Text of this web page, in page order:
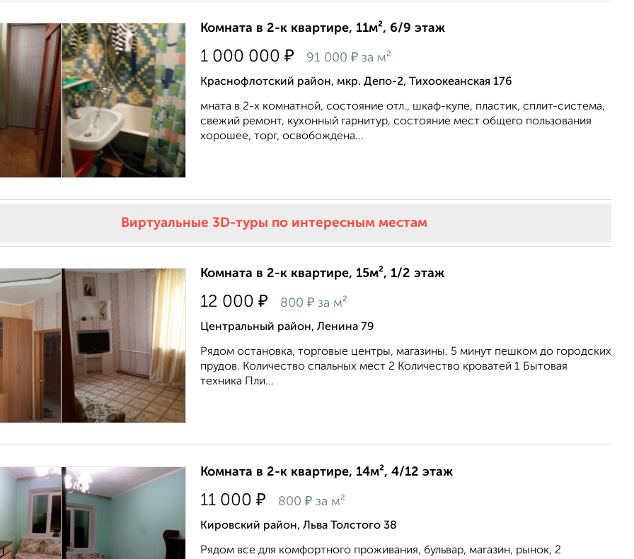
Комната в 2-к квартире, 11м², 6/9 этаж
1 000 000 ₽ 91 000 ₽ за м²
Краснофлотский район, мкр. Депо-2, Тихоокеанская 176
мната в 2-х комнатной, состояние отл., шкаф-купе, пластик, сплит-система,
свежий ремонт, кухонный гарнитур, состояние мест общего пользования
хорошее, торг, освобождена...
Виртуальные 3D-туры по интересным местам
Комната в 2-к квартире, 15м², 1/2 этаж
12 000 ₽ 800 ₽ за м²
Центральный район, Ленина 79
Рядом остановка, торговые центры, магазины. 5 минут пешком до городских
прудов. Количество спальных мест 2 Количество кроватей 1 Бытовая
техника Пли...
Комната в 2-к квартире, 14м², 4/12 этаж
11 000 ₽ 800 ₽ за м²
Кировский район, Льва Толстого 38
Рядом все для комфортного проживания, бульвар, магазин, рынок, 2